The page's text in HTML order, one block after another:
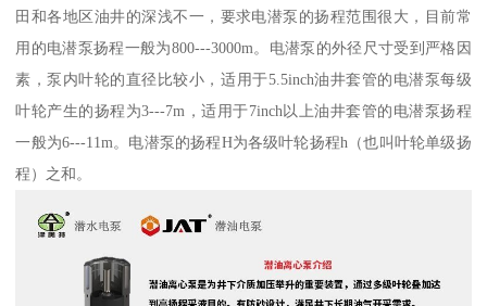
田和各地区油井的深浅不一，要求电潜泵的扬程范围很大，目前常
用的电潜泵扬程一般为800---3000m。电潜泵的外径尺寸受到严格因
素，泵内叶轮的直径比较小，适用于5.5inch油井套管的电潜泵每级
叶轮产生的扬程为3---7m，适用于7inch以上油井套管的电潜泵扬程
一般为6---11m。电潜泵的扬程H为各级叶轮扬程h（也叫叶轮单级扬
程）之和。